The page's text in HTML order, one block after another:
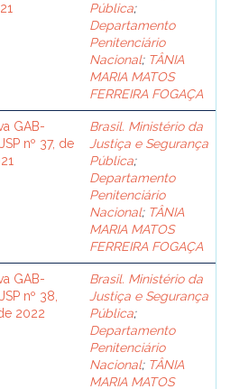
Pública;
Departamento
Penitenciário
Nacional; TÂNIA
MARIA MATOS
FERREIRA FOGAÇA
GAB-
nº 37, de
Brasil. Ministério da
Justiça e Segurança
Pública;
Departamento
Penitenciário
Nacional; TÂNIA
MARIA MATOS
FERREIRA FOGAÇA
GAB-
nº 38,
2022
Brasil. Ministério da
Justiça e Segurança
Pública;
Departamento
Penitenciário
Nacional; TÂNIA
MARIA MATOS